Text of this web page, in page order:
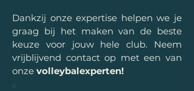
Dankzij onze expertise helpen we je
graag bij het maken van de beste
keuze voor jouw hele club.​ Neem
vrijblijvend contact op met een van
onze volleybalexperten!